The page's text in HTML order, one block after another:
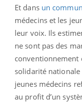
Et dans un
médecins et les
leur voix. Ils
ne sont pas des
conventionnement
solidarité nationale
jeunes médecins
au profit d’un